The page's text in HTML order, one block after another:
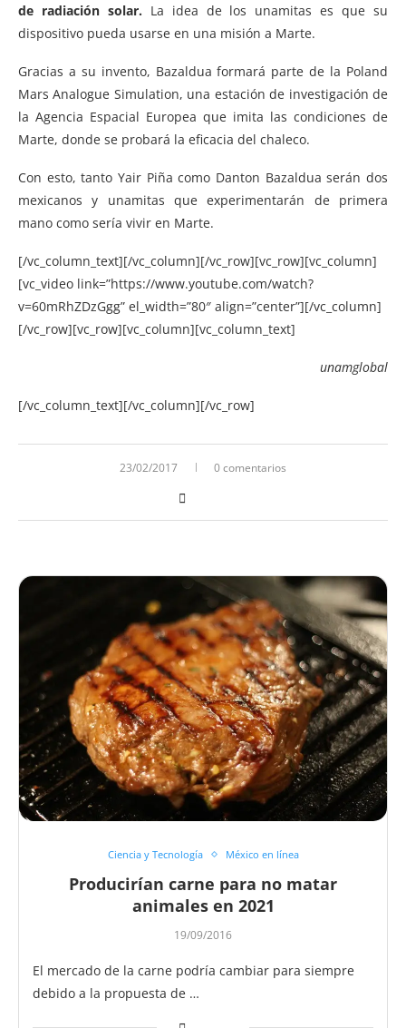
de radiación solar. La idea de los unamitas es que su
dispositivo pueda usarse en una misión a Marte.
Gracias a su invento, Bazaldua formará parte de la Poland
Mars Analogue Simulation, una estación de investigación de
la Agencia Espacial Europea que imita las condiciones de
Marte, donde se probará la eficacia del chaleco.
Con esto, tanto Yair Piña como Danton Bazaldua serán dos
mexicanos y unamitas que experimentarán de primera
mano como sería vivir en Marte.
[/vc_column_text][/vc_column][/vc_row][vc_row][vc_column]
[vc_video link=”https://www.youtube.com/watch?
v=60mRhZDzGgg” el_width=”80″ align=”center”][/vc_column]
[/vc_row][vc_row][vc_column][vc_column_text]
unamglobal
[/vc_column_text][/vc_column][/vc_row]
23/02/2017 0 comentarios
Ciencia y Tecnología México en línea
Producirían carne para no matar
animales en 2021
19/09/2016
El mercado de la carne podría cambiar para siempre
debido a la propuesta de …